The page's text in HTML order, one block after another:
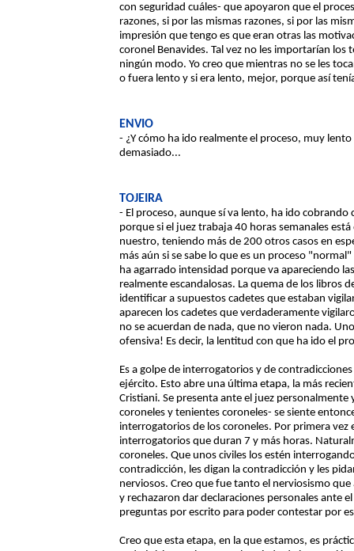
con seguridad cuáles- que apoyaron que el
razones, si por las mismas razones, si por las
impresión que tengo es que eran otras las
coronel Benavides. Tal vez no les importarían
ningún modo. Yo creo que mientras no se les
o fuera lento y si era lento, mejor, porque así
ENVIO
- ¿Y cómo ha ido realmente el proceso, muy
demasiado...
TOJEIRA
- El proceso, aunque sí va lento, ha ido
porque si el juez trabaja 40 horas semanales
nuestro, teniendo más de 200 otros casos en
más aún si se sabe lo que es un proceso
ha agarrado intensidad porque va apareciendo
realmente escandalosas. La quema de los libros
identificar a supuestos cadetes que estaban
aparecen los cadetes que verdaderamente
no se acuerdan de nada, que no vieron nada.
ofensiva! Es decir, la lentitud con que ha ido el
Es a golpe de interrogatorios y de
ejército. Esto abre una última etapa, la más
Cristiani. Se presenta ante el juez
coroneles y tenientes coroneles- se siente
interrogatorios de los coroneles. Por primera vez
interrogatorios que duran 7 y más horas.
coroneles. Que unos civiles los estén
contradicción, les digan la contradicción y les
nerviosos. Creo que fue tanto el nerviosismo
y rechazaron dar declaraciones personales ante
preguntas por escrito para poder contestar por
Creo que esta etapa, en la que estamos, es